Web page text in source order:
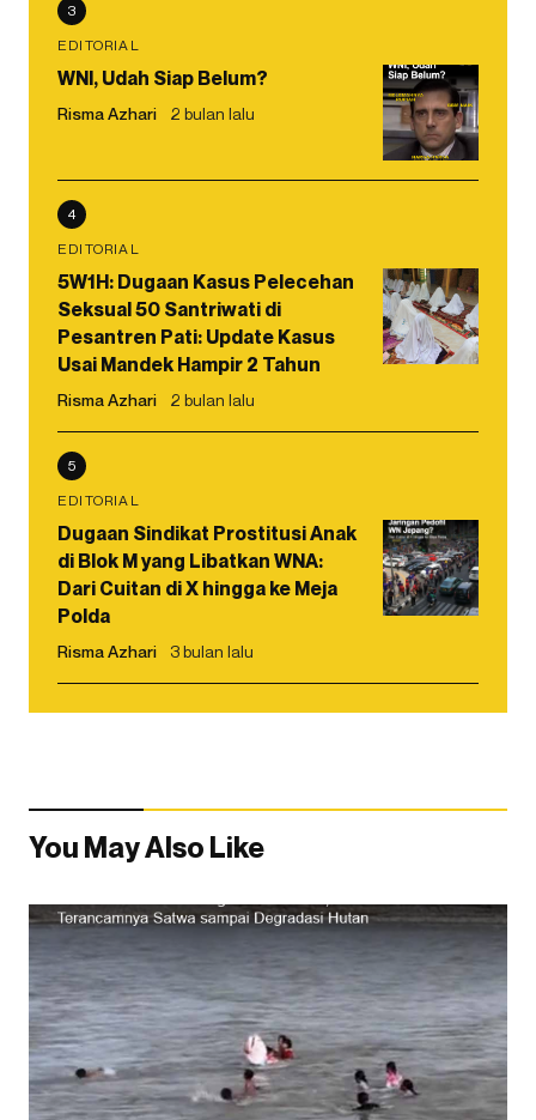
3
EDITORIAL
WNI, Udah Siap Belum?
Risma Azhari 2 bulan lalu
4
EDITORIAL
5W1H: Dugaan Kasus Pelecehan
Seksual 50 Santriwati di
Pesantren Pati: Update Kasus
Usai Mandek Hampir 2 Tahun
Risma Azhari 2 bulan lalu
5
EDITORIAL
Dugaan Sindikat Prostitusi Anak
di Blok M yang Libatkan WNA:
Dari Cuitan di X hingga ke Meja
Polda
Risma Azhari 3 bulan lalu
You May Also Like